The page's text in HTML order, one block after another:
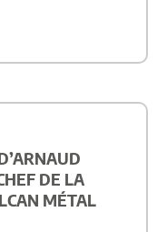
DE LA
MÉTAL